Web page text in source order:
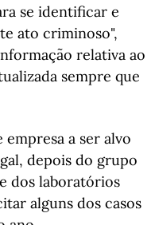
se identificar e
ato criminoso",
relativa ao
sempre que
empresa a ser alvo
depois do grupo
dos laboratórios
alguns dos casos